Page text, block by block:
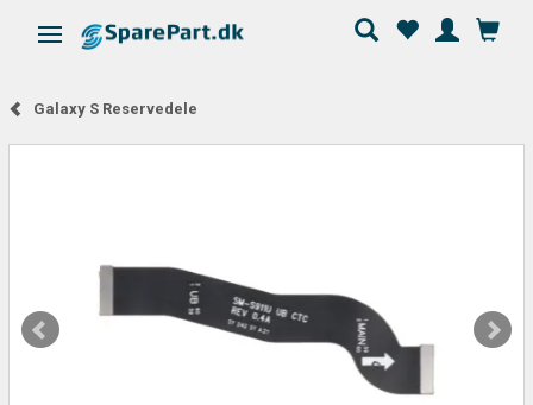
Skifte navigation
Galaxy S Reservedele